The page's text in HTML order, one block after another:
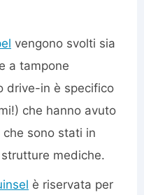
vengono svolti sia
a tampone
drive-in è specifico
che hanno avuto
sono stati in
mediche.
è riservata per